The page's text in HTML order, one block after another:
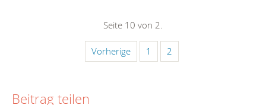
Seite 10 von 2.
Vorherige 1 2
Beitrag teilen